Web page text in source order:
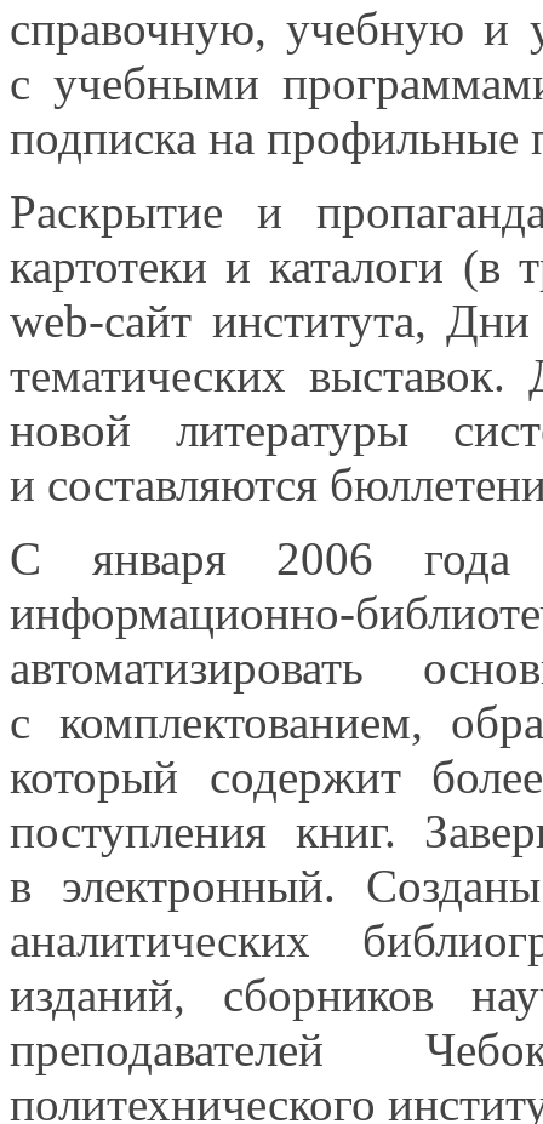
справочную, учебнуюи
с учебными
подписка на профильные
Раскрытиеи
картотекии каталоги (в
web-сайт института,
тематических выставок.
новой литературы
и составляются
С января 2006 года
информационно-
автоматизировать
с комплектованием,
который содержит
поступления книг.
в электронный.
аналитических
изданий, сборников
преподавателей
политехнического